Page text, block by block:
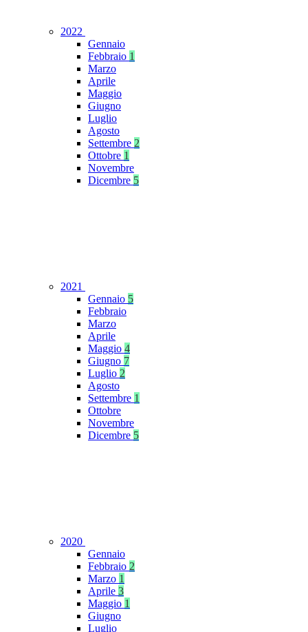
2022
Gennaio
Febbraio 1
Marzo
Aprile
Maggio
Giugno
Luglio
Agosto
Settembre 2
Ottobre 1
Novembre
Dicembre 5
2021
Gennaio 5
Febbraio
Marzo
Aprile
Maggio 4
Giugno 7
Luglio 2
Agosto
Settembre 1
Ottobre
Novembre
Dicembre 5
2020
Gennaio
Febbraio 2
Marzo 1
Aprile 3
Maggio 1
Giugno
Luglio